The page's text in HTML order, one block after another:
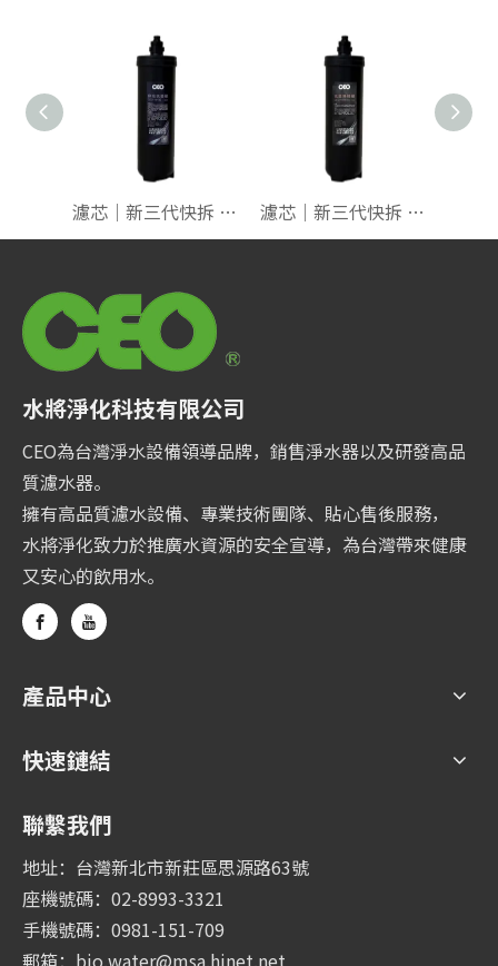
濾芯｜新三代快拆 抑垢抗菌碳【水垢剋星】 濾芯｜新三代快拆 載銀燒結碳【洗滌專用】
水將淨化科技有限公司
CEO為台灣淨水設備領導品牌，銷售淨水器以及研發高品
質濾水器。
擁有高品質濾水設備、專業技術團隊、貼心售後服務，
水將淨化致力於推廣水資源的安全宣導，為台灣帶來健康
又安心的飲用水。
產品中心
快速鏈結
聯繫我們
地址：台灣新北市新莊區思源路63號
座機號碼：02-8993-3321
手機號碼：0981-151-709
郵箱： bio.water@msa.hinet.net